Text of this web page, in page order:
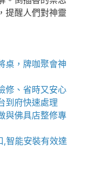
提醒人們對神靈
桌 ，牌咖聚會神
修、省時又安心
到府快速處理
與佛具店整修專
,智能安裝有效達